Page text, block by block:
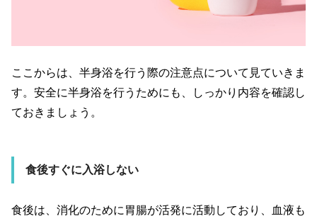
ここからは、半身浴を行う際の注意点について見ていきま
す。安全に半身浴を行うためにも、しっかり内容を確認し
ておきましょう。
食後すぐに入浴しない
食後は、消化のために胃腸が活発に活動しており、血液も